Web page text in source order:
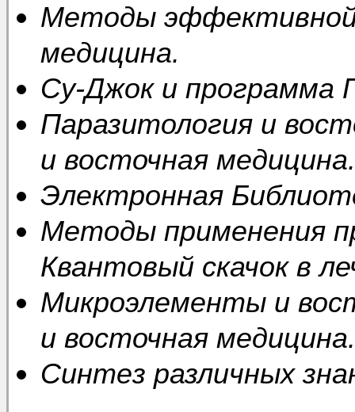
Методы
медицина.
Су-Джок и
Паразитология и
и восточная медицина.
Электронная
Методы применения
Квантовый скачок в
Микроэлементы и
и восточная медицина.
Синтез различных